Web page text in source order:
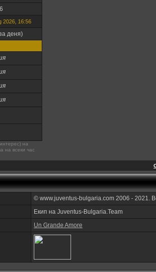
2026, 16:56
деня)
на
на всеки час
© www.juventus-bulgaria.com 2006 - 2021.
Екип на Juventus-Bulgaria.Team
Un Grande Amore